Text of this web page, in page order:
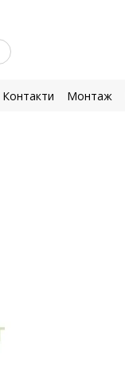
Контакти Монтаж